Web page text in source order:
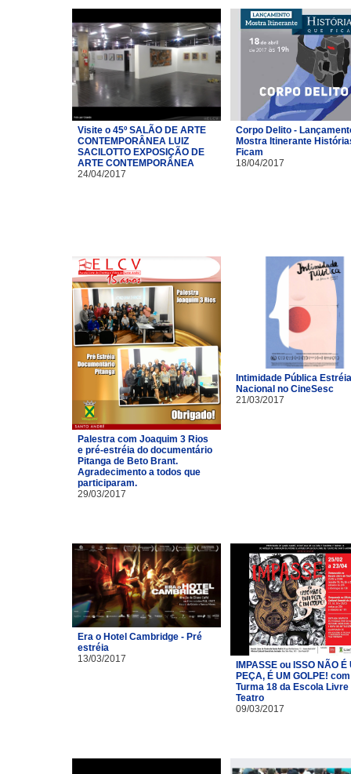
Visite o 45º SALÃO DE ARTE
CONTEMPORÂNEA LUIZ
SACILOTTO EXPOSIÇÃO DE
ARTE CONTEMPORÂNEA
24/04/2017
Corpo Delito -
Mostra Itinerante
Ficam
18/04/2017
Palestra com Joaquim 3 Rios
e pré-estréia do documentário
Pitanga de Beto Brant.
Agradecimento a todos que
participaram.
29/03/2017
Intimidade Pública Estréia
Nacional no CineSesc
21/03/2017
Era o Hotel Cambridge - Pré
estréia
13/03/2017
IMPASSE ou ISSO NÃO É
PEÇA, É UM GOLPE!
Turma 18 da Escola Livre
Teatro​
09/03/2017